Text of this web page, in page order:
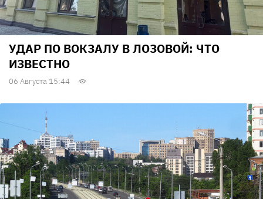
УДАР ПО ВОКЗАЛУ В ЛОЗОВОЙ: ЧТО
ИЗВЕСТНО
06 Августа 15:44